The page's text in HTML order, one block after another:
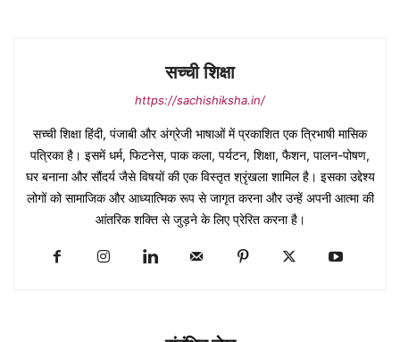
सच्ची शिक्षा
https://sachishiksha.in/
सच्ची शिक्षा हिंदी, पंजाबी और अंग्रेजी भाषाओं में प्रकाशित एक त्रिभाषी मासिक
पत्रिका है। इसमें धर्म, फिटनेस, पाक कला, पर्यटन, शिक्षा, फैशन, पालन-पोषण,
घर बनाना और सौंदर्य जैसे विषयों की एक विस्तृत श्रृंखला शामिल है। इसका उद्देश्य
लोगों को सामाजिक और आध्यात्मिक रूप से जागृत करना और उन्हें अपनी आत्मा की
आंतरिक शक्ति से जुड़ने के लिए प्रेरित करना है।